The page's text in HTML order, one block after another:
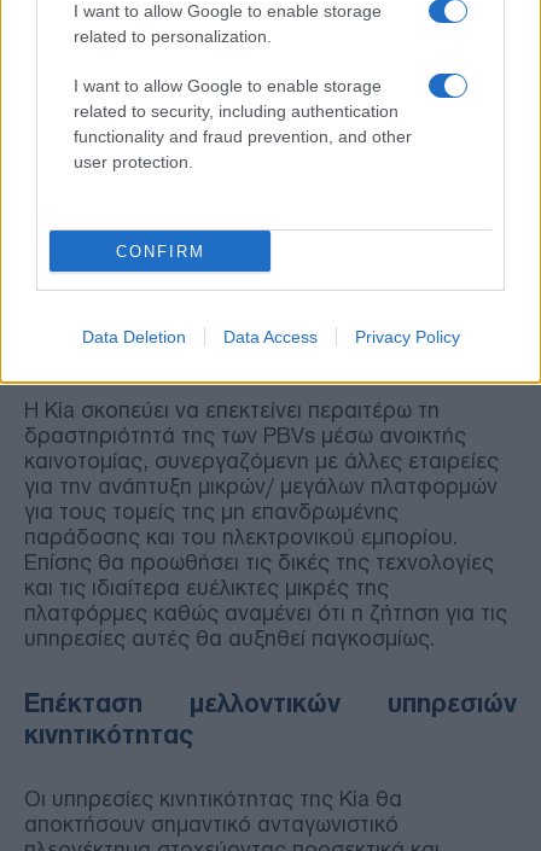
I want to allow Google to enable storage
related to personalization.
I want to allow Google to enable storage
related to security, including authentication
functionality and fraud prevention, and other
user protection.
CONFIRM
Data Deletion Data Access Privacy Policy
Η Kia σκοπεύει να επεκτείνει περαιτέρω τη
δραστηριότητά της των PBVs μέσω ανοικτής
καινοτομίας, συνεργαζόμενη με άλλες εταιρείες
για την ανάπτυξη μικρών/ μεγάλων πλατφορμών
για τους τομείς της μη επανδρωμένης
παράδοσης και του ηλεκτρονικού εμπορίου.
Επίσης θα προωθήσει τις δικές της τεχνολογίες
και τις ιδιαίτερα ευέλικτες μικρές της
πλατφόρμες καθώς αναμένει ότι η ζήτηση για τις
υπηρεσίες αυτές θα αυξηθεί παγκοσμίως.
Επέκταση μελλοντικών υπηρεσιών
κινητικότητας
Οι υπηρεσίες κινητικότητας της Kia θα
αποκτήσουν σημαντικό ανταγωνιστικό